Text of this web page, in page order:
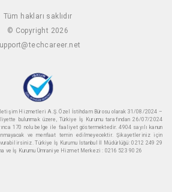
Tüm hakları saklıdır
© Copyright 2026
İletişim Hizmetleri A.Ş. Özel İstihdam Bürosu olarak 31/08/2024 –
bulunmak üzere, Türkiye İş Kurumu tarafından 26/07/2024
170 nolu belge ile faaliyet göstermektedir. 4904 sayılı kanun
ve menfaat temin edilmeyecektir. Şikayetleriniz için
Türkiye İş Kurumu İstanbul İl Müdürlüğü: 0212 249 29
ve İş Kurumu Ümraniye Hizmet Merkezi : 0216 523 90 26